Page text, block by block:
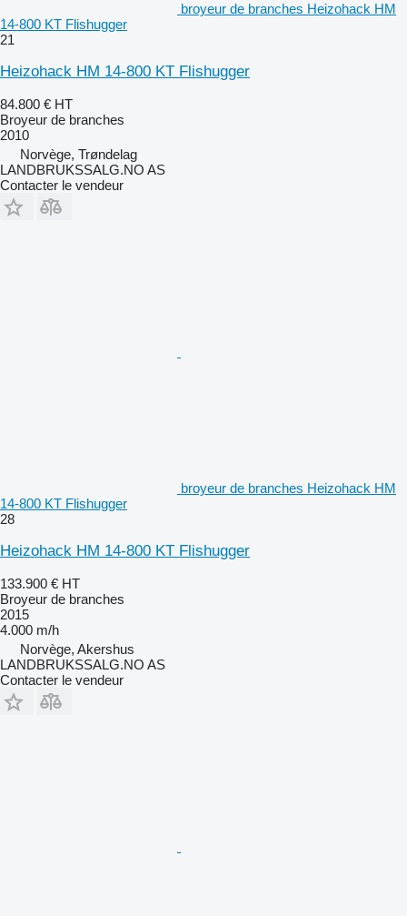
broyeur de branches Heizohack HM
14-800 KT Flishugger
21
Heizohack HM 14-800 KT Flishugger
84.800 € HT
Broyeur de branches
2010
Norvège, Trøndelag
LANDBRUKSSALG.NO AS
Contacter le vendeur
broyeur de branches Heizohack HM
14-800 KT Flishugger
28
Heizohack HM 14-800 KT Flishugger
133.900 € HT
Broyeur de branches
2015
4.000 m/h
Norvège, Akershus
LANDBRUKSSALG.NO AS
Contacter le vendeur